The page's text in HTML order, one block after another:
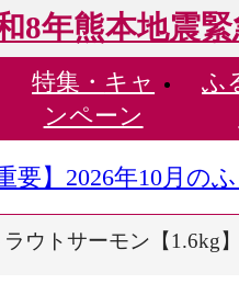
8年熊本地震
特集・ キャ
ンペーン
ふ
重要】2026年10月の
ウトサーモン【1.6kg】